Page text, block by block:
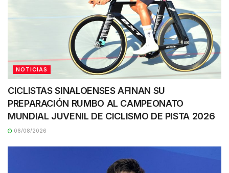
NOTICIAS
CICLISTAS SINALOENSES AFINAN SU
PREPARACIÓN RUMBO AL CAMPEONATO
MUNDIAL JUVENIL DE CICLISMO DE PISTA 2026
06/08/2026